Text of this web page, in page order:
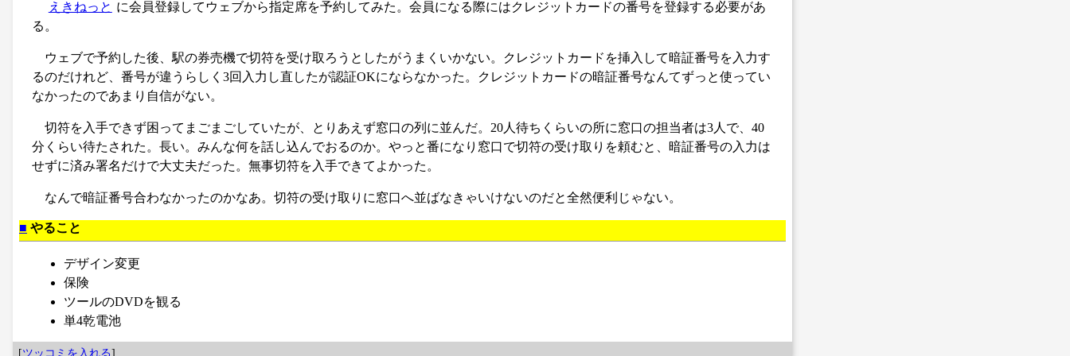
えきねっと に会員登録してウェブから指定席を予約してみた。会員になる際にはクレジットカードの番号を登録する必要があ
る。
ウェブで予約した後、駅の券売機で切符を受け取ろうとしたがうまくいかない。クレジットカードを挿入して暗証番号を入力す
るのだけれど、番号が違うらしく3回入力し直したが認証OKにならなかった。クレジットカードの暗証番号なんてずっと使ってい
なかったのであまり自信がない。
切符を入手できず困ってまごまごしていたが、とりあえず窓口の列に並んだ。20人待ちくらいの所に窓口の担当者は3人で、40
分くらい待たされた。長い。みんな何を話し込んでおるのか。やっと番になり窓口で切符の受け取りを頼むと、暗証番号の入力は
せずに済み署名だけで大丈夫だった。無事切符を入手できてよかった。
なんで暗証番号合わなかったのかなあ。切符の受け取りに窓口へ並ばなきゃいけないのだと全然便利じゃない。
■ やること
デザイン変更
保険
ツールのDVDを観る
単4乾電池
[ツッコミを入れる]